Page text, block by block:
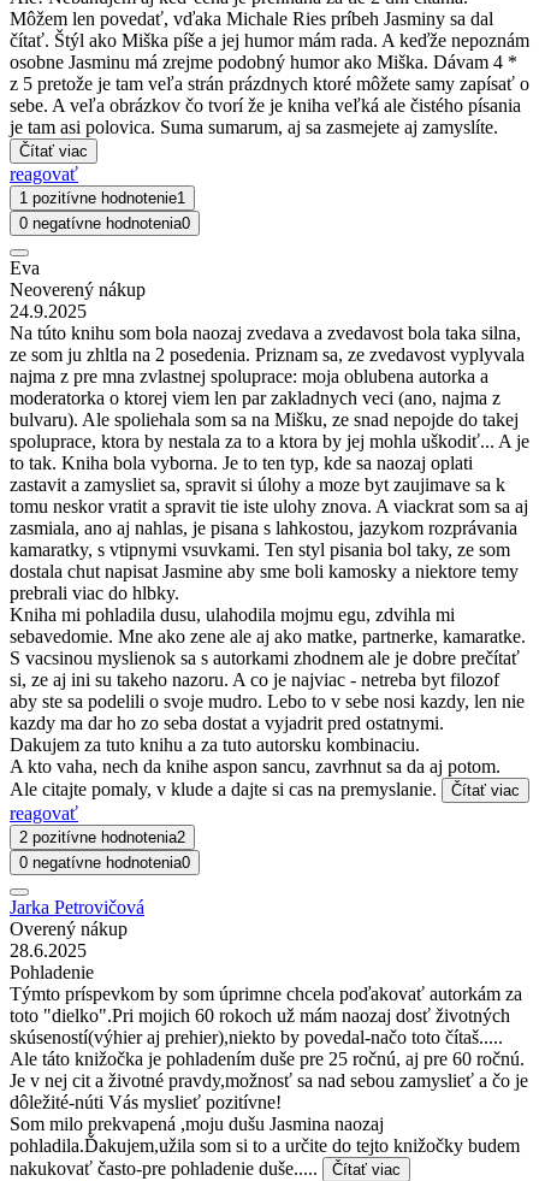
Môžem len povedať, vďaka Michale Ries príbeh Jasminy sa dal
čítať. Štýl ako Miška píše a jej humor mám rada. A keďže nepoznám
osobne Jasminu má zrejme podobný humor ako Miška. Dávam 4 *
z 5 pretože je tam veľa strán prázdnych ktoré môžete samy zapísať o
sebe. A veľa obrázkov čo tvorí že je kniha veľká ale čistého písania
je tam asi polovica. Suma sumarum, aj sa zasmejete aj zamyslíte.
Čítať viac
reagovať
1 pozitívne hodnotenie1
0 negatívne hodnotenia0
Eva
Neoverený nákup
24.9.2025
Na túto knihu som bola naozaj zvedava a zvedavost bola taka silna,
ze som ju zhltla na 2 posedenia. Priznam sa, ze zvedavost vyplyvala
najma z pre mna zvlastnej spoluprace: moja oblubena autorka a
moderatorka o ktorej viem len par zakladnych veci (ano, najma z
bulvaru). Ale spoliehala som sa na Mišku, ze snad nepojde do takej
spoluprace, ktora by nestala za to a ktora by jej mohla uškodiť... A je
to tak. Kniha bola vyborna. Je to ten typ, kde sa naozaj oplati
zastavit a zamysliet sa, spravit si úlohy a moze byt zaujimave sa k
tomu neskor vratit a spravit tie iste ulohy znova. A viackrat som sa aj
zasmiala, ano aj nahlas, je pisana s lahkostou, jazykom rozprávania
kamaratky, s vtipnymi vsuvkami. Ten styl pisania bol taky, ze som
dostala chut napisat Jasmine aby sme boli kamosky a niektore temy
prebrali viac do hlbky.
Kniha mi pohladila dusu, ulahodila mojmu egu, zdvihla mi
sebavedomie. Mne ako zene ale aj ako matke, partnerke, kamaratke.
S vacsinou myslienok sa s autorkami zhodnem ale je dobre prečítať
si, ze aj ini su takeho nazoru. A co je najviac - netreba byt filozof
aby ste sa podelili o svoje mudro. Lebo to v sebe nosi kazdy, len nie
kazdy ma dar ho zo seba dostat a vyjadrit pred ostatnymi.
Dakujem za tuto knihu a za tuto autorsku kombinaciu.
A kto vaha, nech da knihe aspon sancu, zavrhnut sa da aj potom.
Ale citajte pomaly, v klude a dajte si cas na premyslanie.
Čítať viac
reagovať
2 pozitívne hodnotenia2
0 negatívne hodnotenia0
Jarka Petrovičová
Overený nákup
28.6.2025
Pohladenie
Týmto príspevkom by som úprimne chcela poďakovať autorkám za
toto "dielko".Pri mojich 60 rokoch už mám naozaj dosť životných
skúseností(výhier aj prehier),niekto by povedal-načo toto čítaš.....
Ale táto knižočka je pohladením duše pre 25 ročnú, aj pre 60 ročnú.
Je v nej cit a životné pravdy,možnosť sa nad sebou zamyslieť a čo je
dôležité-núti Vás myslieť pozitívne!
Som milo prekvapená ,moju dušu Jasmina naozaj
pohladila.Ďakujem,užila som si to a určite do tejto knižočky budem
nakukovať často-pre pohladenie duše.....
Čítať viac